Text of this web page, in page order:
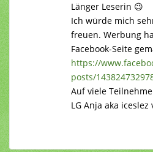
Länger Leserin 😉
Ich würde mich
freuen. Werbung
Facebook-Seite
https://
posts/
Auf viele
LG Anja aka iceslez